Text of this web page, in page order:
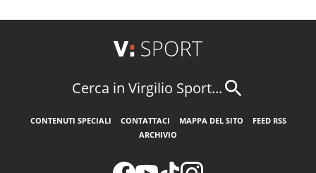
Cerca in Virgilio Sport...
CONTENUTI SPECIALI CONTATTACI MAPPA DEL SITO
FEED RSS
ARCHIVIO